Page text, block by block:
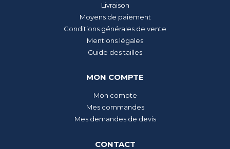
Livraison
Moyens de paiement
Conditions générales de vente
Mentions légales
Guide des tailles
MON COMPTE
Mon compte
Mes commandes
Mes demandes de devis
CONTACT